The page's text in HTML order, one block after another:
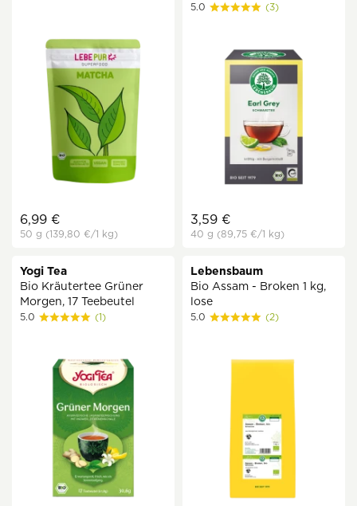
6,99 €
50 g (139,80 €/1 kg)
5.0 (3)
3,59 €
40 g (89,75 €/1 kg)
Yogi Tea
Bio Kräutertee Grüner
Morgen, 17 Teebeutel
5.0 (1)
Lebensbaum
Bio Assam - Broken 1 kg,
lose
5.0 (2)